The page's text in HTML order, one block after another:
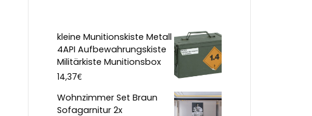
kleine Munitionskiste Metall
4API Aufbewahrungskiste
Militärkiste Munitionsbox
14,37€
Wohnzimmer Set Braun
Sofagarnitur 2x